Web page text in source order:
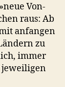
Von-
raus: Ab
anfangen
zu
immer
jeweiligen